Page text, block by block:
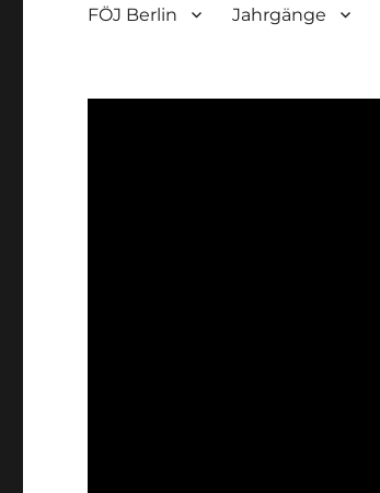
FÖJ Berlin Jahrgänge